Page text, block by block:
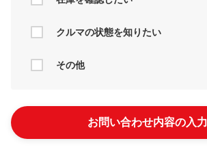
クルマの状態を知りたい
その他
お問い合わせ内容の入